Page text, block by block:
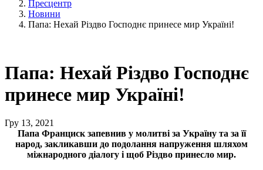
Пресцентр
Новини
Папа: Нехай Різдво Господнє принесе мир Україні!
Папа: Нехай Різдво Господнє
принесе мир Україні!
Гру 13, 2021
Папа Франциск запевнив у молитві за Україну та за її
народ, закликавши до подолання напруження шляхом
міжнародного діалогу і щоб Різдво принесло мир.